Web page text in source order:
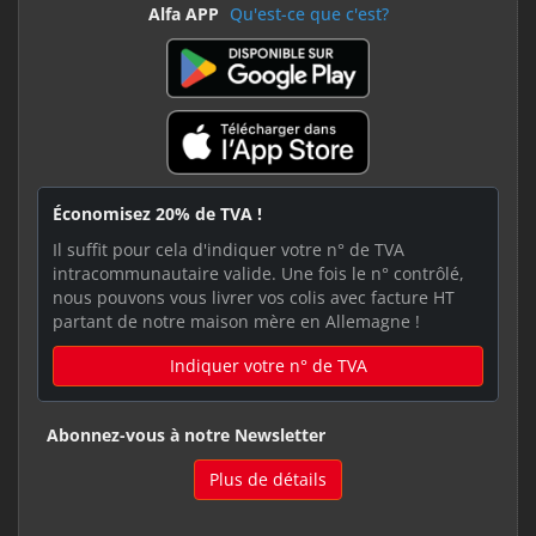
Alfa APP Qu'est-ce que c'est?
Économisez 20% de TVA !
Il suffit pour cela d'indiquer votre n° de TVA
intracommunautaire valide. Une fois le n° contrôlé,
nous pouvons vous livrer vos colis avec facture HT
partant de notre maison mère en Allemagne !
Indiquer votre n° de TVA
Abonnez-vous à notre Newsletter
Plus de détails